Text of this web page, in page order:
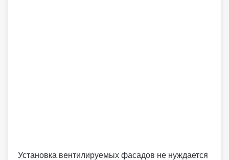
Установка вентилируемых фасадов не нуждается